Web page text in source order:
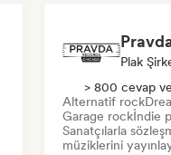
Plak
> 800 cevap
Alternatif rock
Garage rockİndie
Sanatçılarla
müziklerini